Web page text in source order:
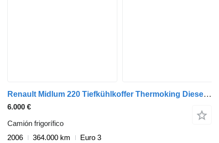
Renault Midlum 220 Tiefkühlkoffer Thermoking Diesel+Stro
6.000 €
Camión frigorífico
2006
364.000 km
Euro 3